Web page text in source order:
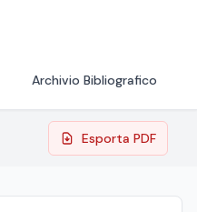
Archivio Bibliografico
Esporta PDF